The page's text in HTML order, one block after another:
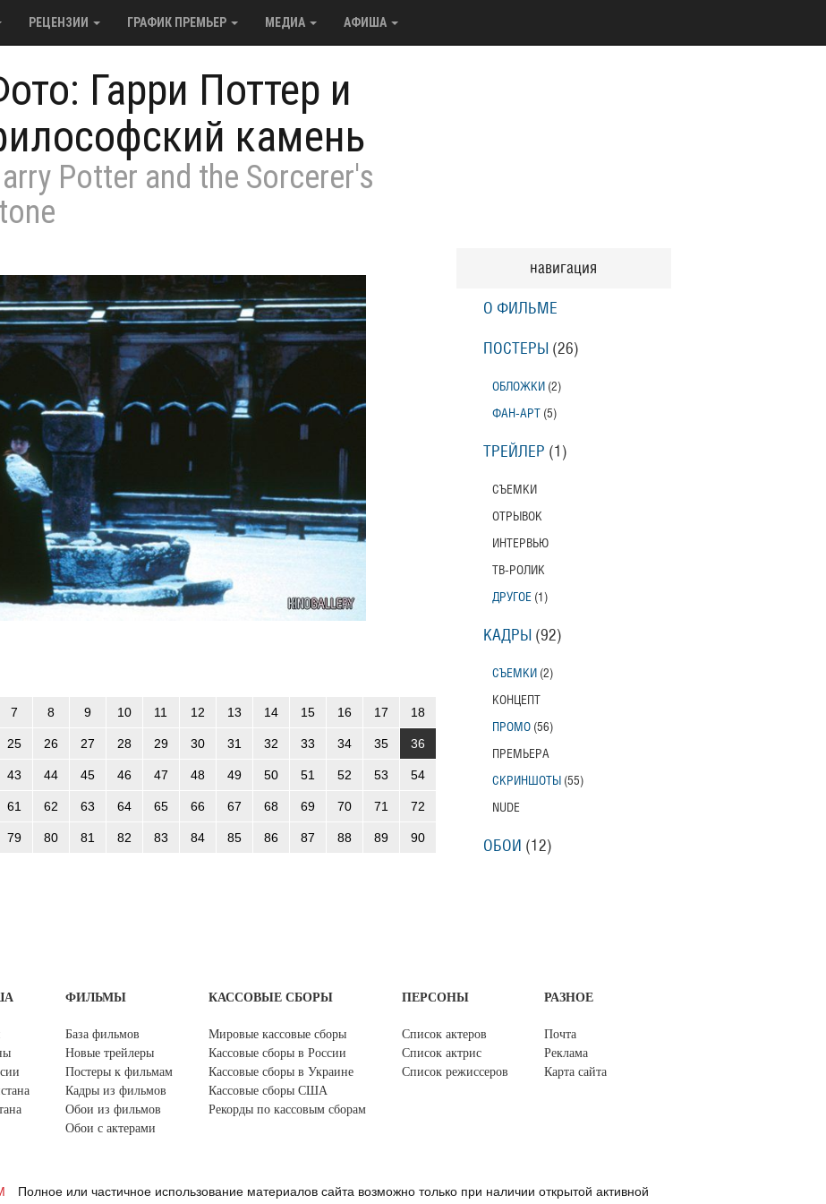
РЕЦЕНЗИИ ГРАФИК ПРЕМЬЕР МЕДИА АФИША
Гарри Поттер и
камень
Potter and the Sorcerer's
7 8 9 10 11 12 13 14 15 16 17 18
25 26 27 28 29 30 31 32 33 34 35 36
43 44 45 46 47 48 49 50 51 52 53 54
61 62 63 64 65 66 67 68 69 70 71 72
79 80 81 82 83 84 85 86 87 88 89 90
навигация
О ФИЛЬМЕ
ПОСТЕРЫ (26)
ОБЛОЖКИ (2)
ФАН-АРТ (5)
ТРЕЙЛЕР (1)
СЪЕМКИ
ОТРЫВОК
ИНТЕРВЬЮ
ТВ-РОЛИК
ДРУГОЕ (1)
КАДРЫ (92)
СЪЕМКИ (2)
КОНЦЕПТ
ПРОМО (56)
ПРЕМЬЕРА
СКРИНШОТЫ (55)
NUDE
ОБОИ (12)
ФИЛЬМЫ
База фильмов
Новые трейлеры
Постеры к фильмам
Кадры из фильмов
Обои из фильмов
Обои с актерами
КАССОВЫЕ СБОРЫ
Мировые кассовые сборы
Кассовые сборы в России
Кассовые сборы в Украине
Кассовые сборы США
Рекорды по кассовым сборам
ПЕРСОНЫ
Список актеров
Список актрис
Список режиссеров
РАЗНОЕ
Почта
Реклама
Карта сайта
Полное или частичное использование материалов сайта возможно только при наличии открытой активной